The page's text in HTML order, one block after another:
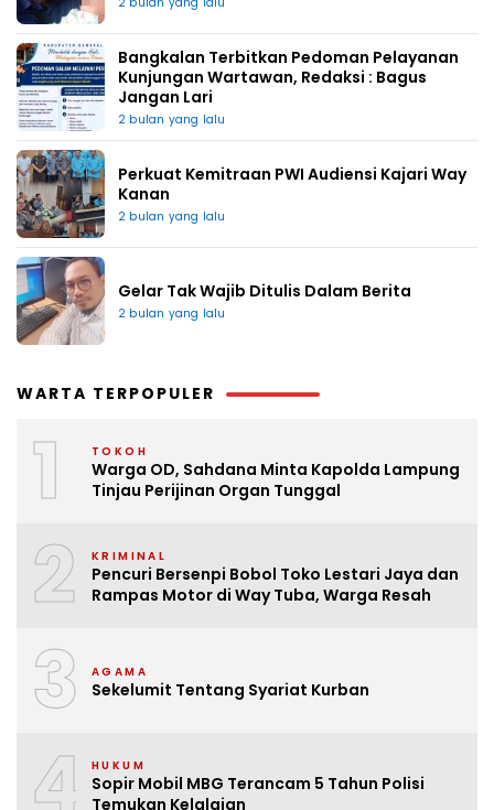
Bangkalan Terbitkan Pedoman Pelayanan
Kunjungan Wartawan, Redaksi : Bagus
Jangan Lari
2 bulan yang lalu
Perkuat Kemitraan PWI Audiensi Kajari Way
Kanan
2 bulan yang lalu
Gelar Tak Wajib Ditulis Dalam Berita
2 bulan yang lalu
WARTA TERPOPULER
1 TOKOH
Warga OD, Sahdana Minta Kapolda Lampung
Tinjau Perijinan Organ Tunggal
2 KRIMINAL
Pencuri Bersenpi Bobol Toko Lestari Jaya dan
Rampas Motor di Way Tuba, Warga Resah
3 AGAMA
Sekelumit Tentang Syariat Kurban
4 HUKUM
Sopir Mobil MBG Terancam 5 Tahun Polisi
Temukan Kelalaian